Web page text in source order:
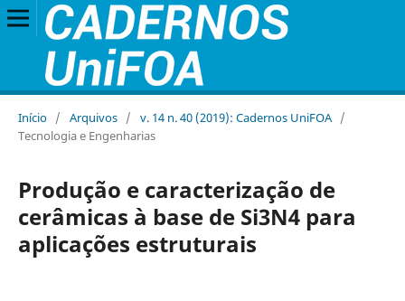
Início / Arquivos / v. 14 n. 40 (2019): Cadernos UniFOA /
Tecnologia e Engenharias
Produção e caracterização de
cerâmicas à base de Si3N4 para
aplicações estruturais